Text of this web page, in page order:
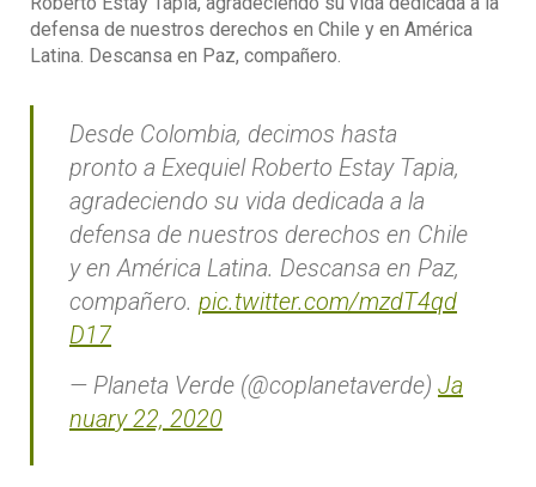
defensa de nuestros derechos en Chile y en América
Latina. Descansa en Paz, compañero.
Desde Colombia, decimos hasta
pronto a Exequiel Roberto Estay Tapia,
agradeciendo su vida dedicada a la
defensa de nuestros derechos en Chile
y en América Latina. Descansa en Paz,
compañero. pic.twitter.com/mzdT4qd
D17
— Planeta Verde (@coplanetaverde) Ja
nuary 22, 2020